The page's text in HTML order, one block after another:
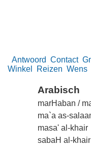
Antwoord Contact
Winkel
Reizen Wens
Arabisch
marHaban /
ma`a as-
masa' al-khair
sabaH al-khair